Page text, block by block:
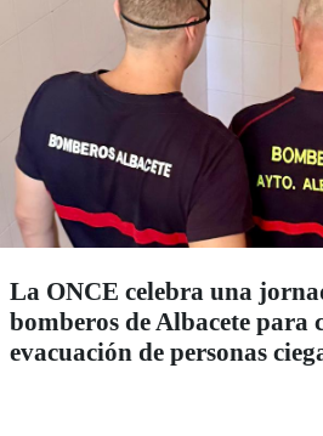
La ONCE celebra una
bomberos de Albacete para
evacuación de personas